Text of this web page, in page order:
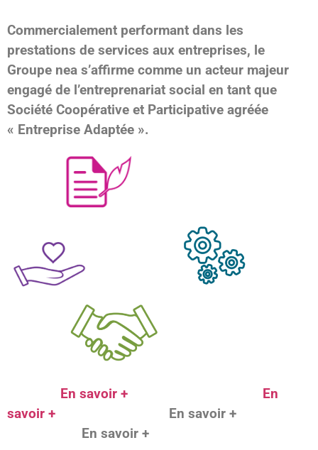
Commercialement performant dans les
prestations de services aux entreprises, le
Groupe nea s’affirme comme un acteur majeur
engagé de l’entreprenariat social en tant que
Société Coopérative et Participative agréée
« Entreprise Adaptée ».
En savoir +
En
savoir +
En savoir +
En savoir +